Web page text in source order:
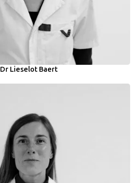
Dr Lieselot Baert